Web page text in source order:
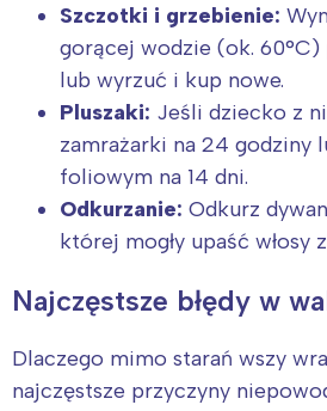
Szczotki i grzebienie:
gorącej wodzie (ok. 60°C)
lub wyrzuć i kup nowe.
Pluszaki: Jeśli dziecko z
zamrażarki na 24 godziny
foliowym na 14 dni.
Odkurzanie: Odkurz
której mogły upaść włosy
Najczęstsze błędy w
Dlaczego mimo starań wszy
najczęstsze przyczyny